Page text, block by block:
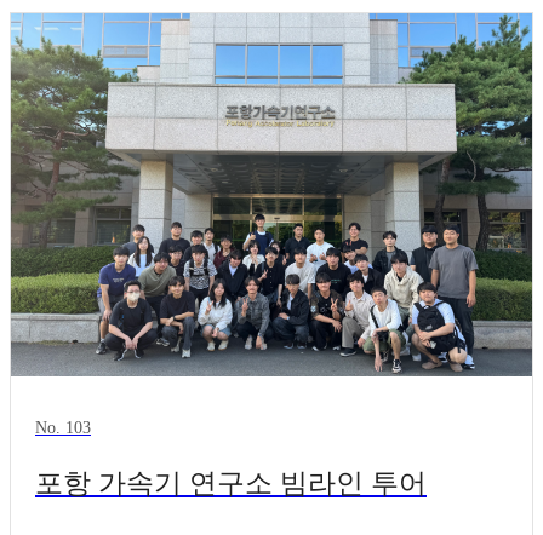
No. 103
포항 가속기 연구소 빔라인 투어